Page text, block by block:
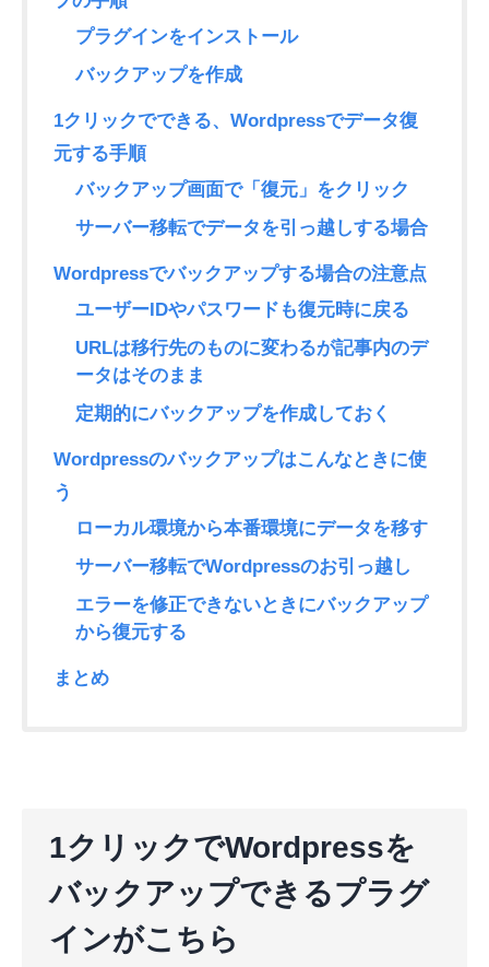
プラグインをインストール
バックアップを作成
1クリックでできる、Wordpressでデータ復
元する手順
バックアップ画面で「復元」をクリック
サーバー移転でデータを引っ越しする場合
Wordpressでバックアップする場合の注意点
ユーザーIDやパスワードも復元時に戻る
URLは移行先のものに変わるが記事内のデ
ータはそのまま
定期的にバックアップを作成しておく
Wordpressのバックアップはこんなときに使
う
ローカル環境から本番環境にデータを移す
サーバー移転でWordpressのお引っ越し
エラーを修正できないときにバックアップ
から復元する
まとめ
1クリックでWordpressを
バックアップできるプラグ
インがこちら